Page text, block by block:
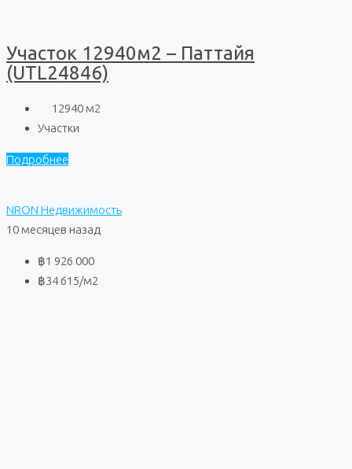
Участок 12940м2 – Паттайя
(UTL24846)
12940 м2
Участки
Подробнее
NRON Недвижимость
10 месяцев назад
฿1 926 000
฿34 615/м2